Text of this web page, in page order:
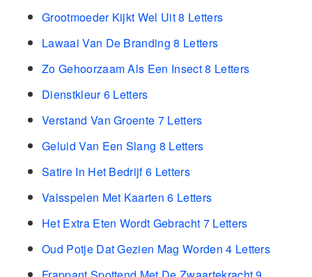
Grootmoeder Kijkt Wel Uit 8 Letters
Lawaai Van De Branding 8 Letters
Zo Gehoorzaam Als Een Insect 8 Letters
Dienstkleur 6 Letters
Verstand Van Groente 7 Letters
Geluid Van Een Slang 8 Letters
Satire In Het Bedrijf 6 Letters
Valsspelen Met Kaarten 6 Letters
Het Extra Eten Wordt Gebracht 7 Letters
Oud Potje Dat Gezien Mag Worden 4 Letters